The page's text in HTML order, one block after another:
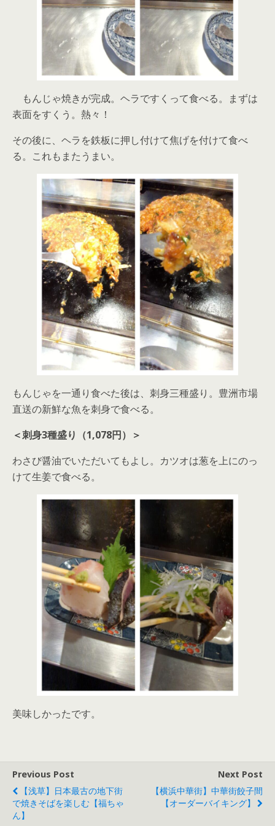
もんじゃ焼きが完成。ヘラですくって食べる。まずは
表面をすくう。熱々！
その後に、ヘラを鉄板に押し付けて焦げを付けて食べ
る。これもまたうまい。
もんじゃを一通り食べた後は、刺身三種盛り。豊洲市場
直送の新鮮な魚を刺身で食べる。
＜刺身3種盛り（1,078円）＞
わさび醤油でいただいてもよし。カツオは葱を上にのっ
けて生姜で食べる。
美味しかったです。
Previous Post
【浅草】日本最古の地下街
で焼きそばを楽しむ【福ちゃ
ん】
Next Post
【横浜中華街】中華街餃子間
【オーダーバイキング】